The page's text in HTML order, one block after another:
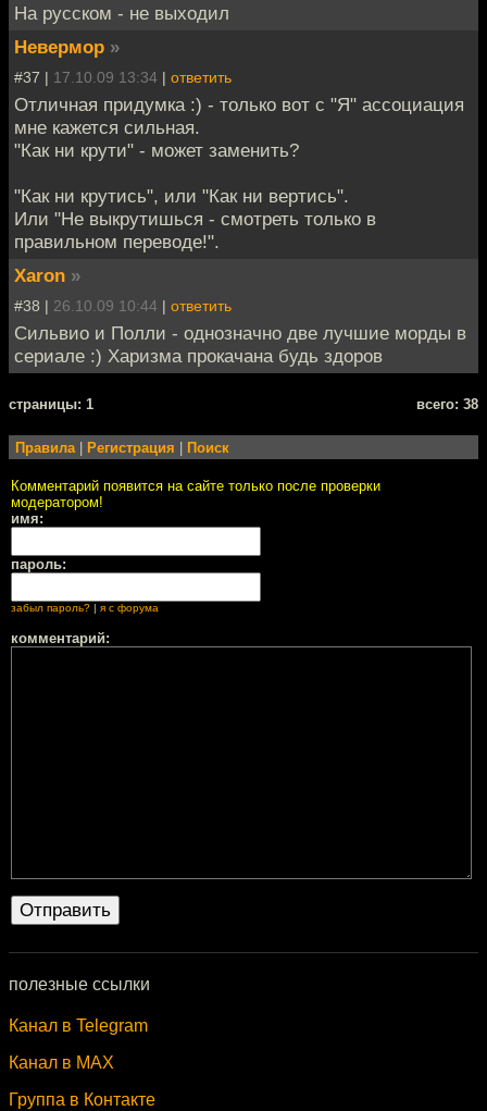
На русском - не выходил
Невермор »
#37 | 17.10.09 13:34 | ответить
Отличная придумка :) - только вот с "Я" ассоциация
мне кажется сильная.
"Как ни крути" - может заменить?
"Как ни крутись", или "Как ни вертись".
Или "Не выкрутишься - смотреть только в
правильном переводе!".
Xaron »
#38 | 26.10.09 10:44 | ответить
Сильвио и Полли - однозначно две лучшие морды в
сериале :) Харизма прокачана будь здоров
cтраницы: 1 всего: 38
Правила| Регистрация Поиск
Комментарий появится на сайте только после проверки
модератором!
имя:
пароль:
забыл пароль? я с форума
комментарий:
полезные ссылки
Канал в Telegram
Канал в MAX
Группа в Контакте